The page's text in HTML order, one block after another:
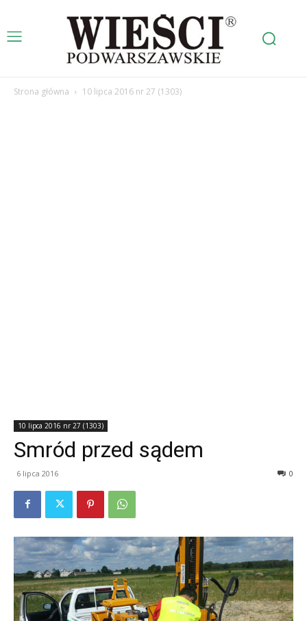
Strona główna 10 lipca 2016 nr 27 (1303)
10 lipca 2016 nr 27 (1303)
Smród przed sądem
6 lipca 2016 0